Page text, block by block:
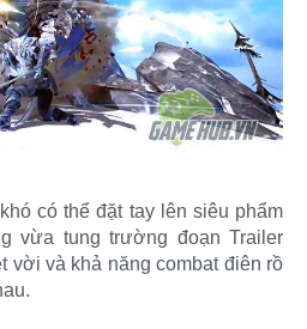
có thể đặt tay lên siêu phẩm
vừa tung trường đoạn Trailer
vời và khả năng combat điên rồ